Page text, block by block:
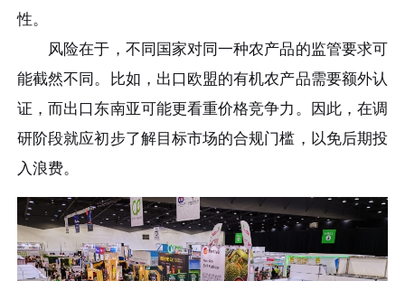
性。
风险在于，不同国家对同一种农产品的监管要求可
能截然不同。比如，出口欧盟的有机农产品需要额外认
证，而出口东南亚可能更看重价格竞争力。因此，在调
研阶段就应初步了解目标市场的合规门槛，以免后期投
入浪费。